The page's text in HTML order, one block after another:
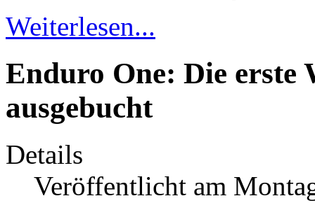
Weiterlesen...
Enduro One: Die erste
ausgebucht
Details
Veröffentlicht am